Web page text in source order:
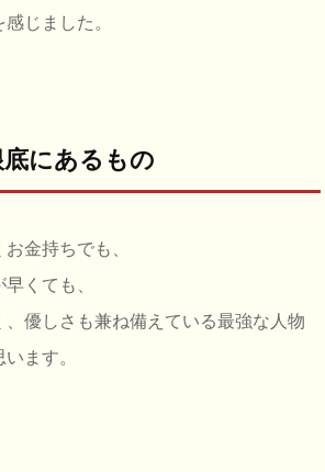
じました。
にあるもの
金持ちでも、
くても、
優しさも兼ね備えている最強な人物
ます。